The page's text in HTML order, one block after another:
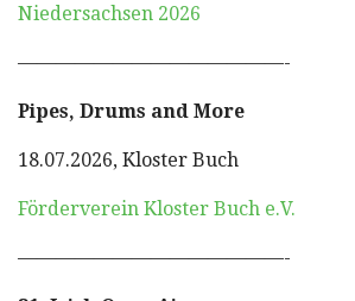
Niedersachsen 2026
——————————————-
Pipes, Drums and More
18.07.2026, Kloster Buch
Förderverein Kloster Buch e.V.
——————————————-